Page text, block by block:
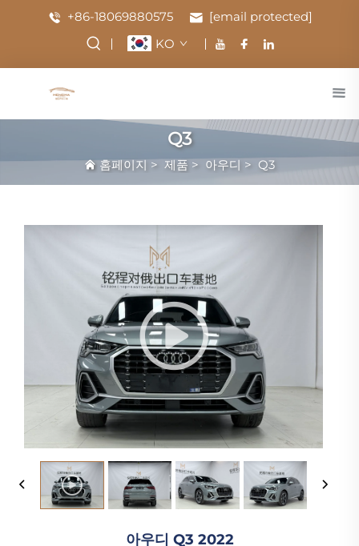
+86-18069880575
[email protected]
KO
Q3
홈페이지 > 제품 > 아우디 > Q3
아우디 Q3 2022